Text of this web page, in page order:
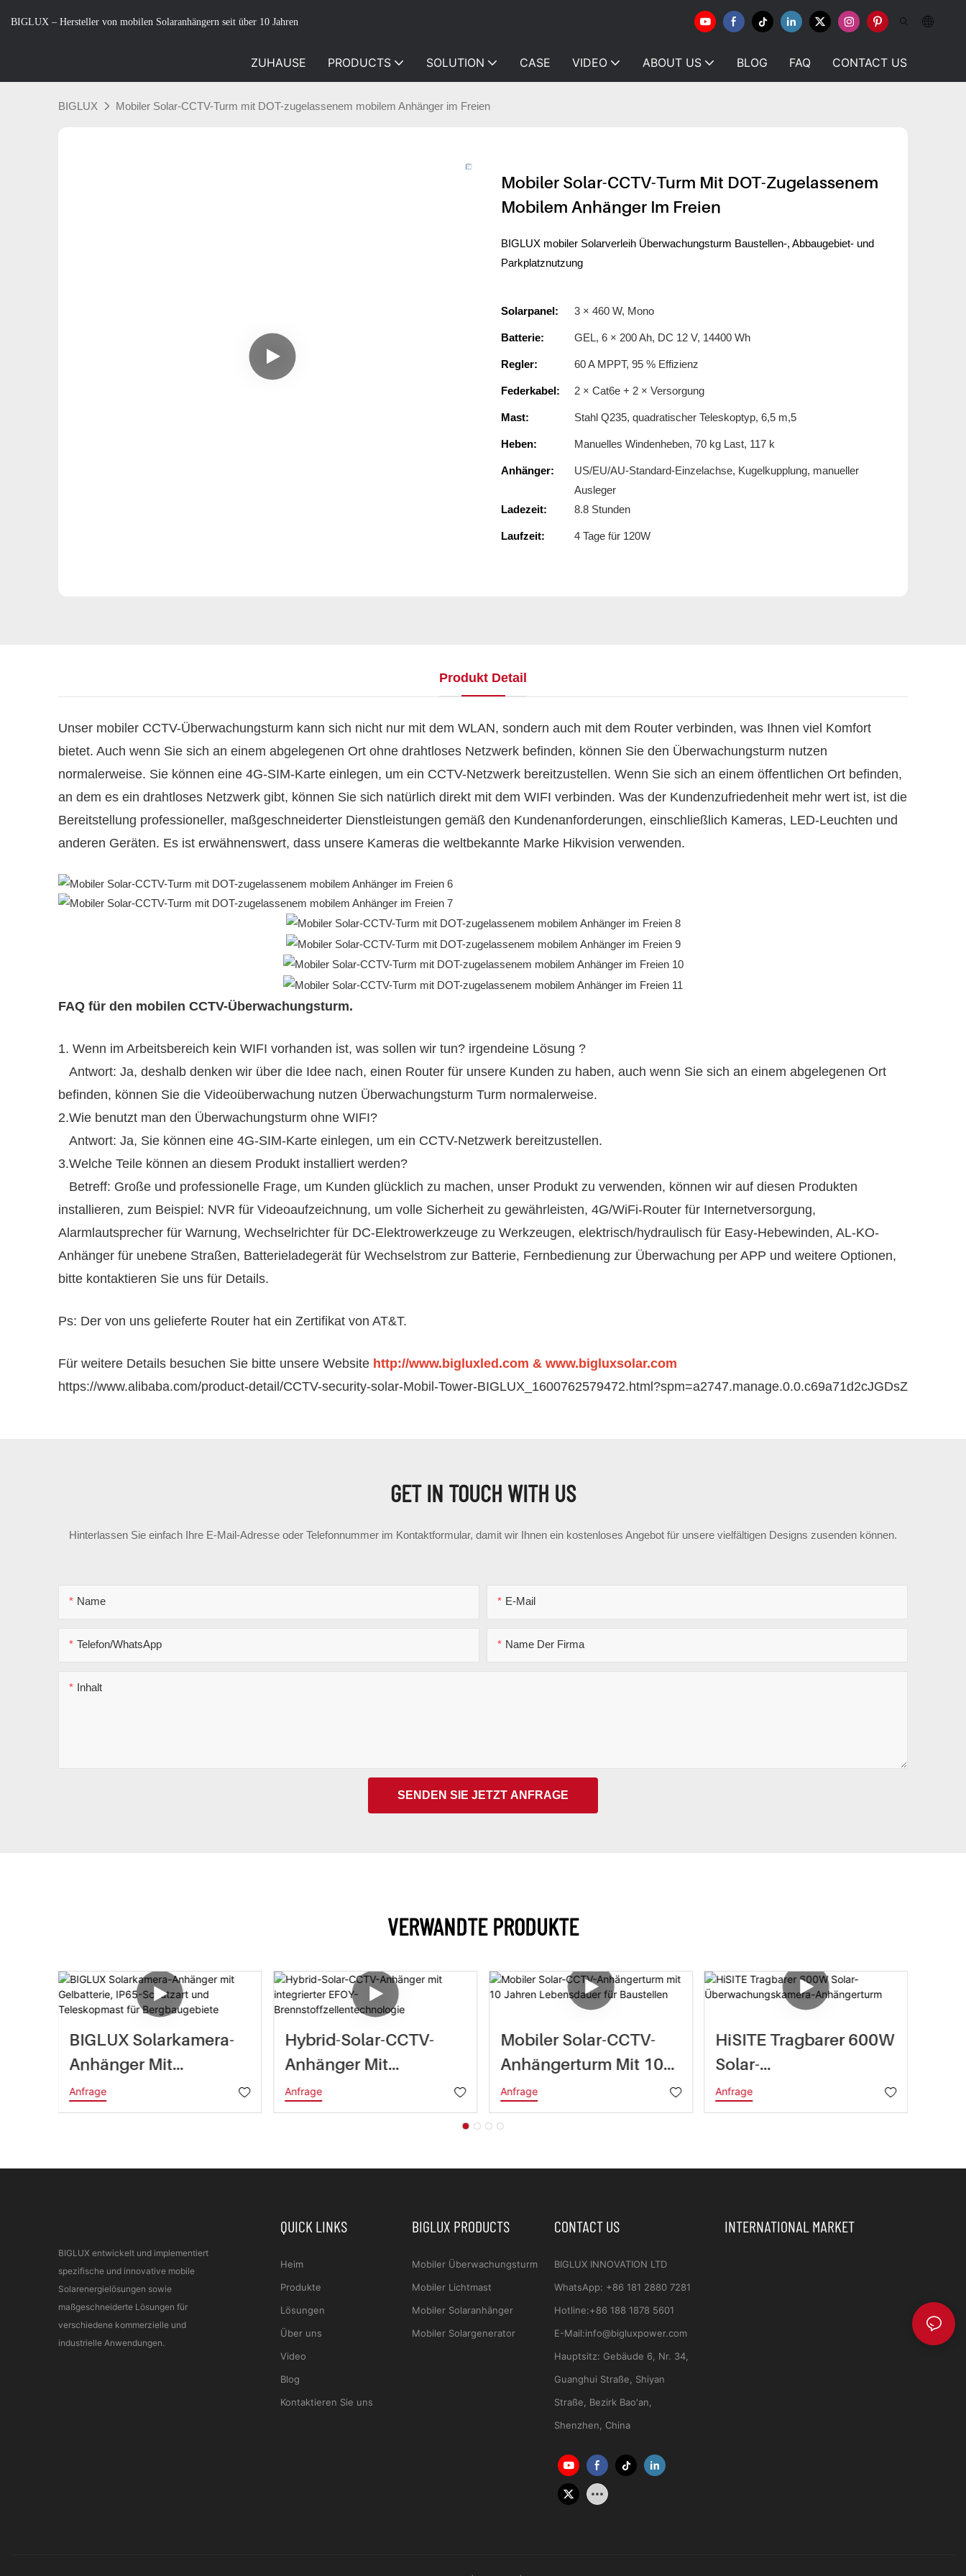
BIGLUX – Hersteller von mobilen Solaranhängern seit über 10 Jahren
ZUHAUSE PRODUCTS SOLUTION CASE VIDEO ABOUT US BLOG FAQ CONTACT US
BIGLUX Mobiler Solar-CCTV-Turm mit DOT-zugelassenem mobilem Anhänger im Freien
Mobiler Solar-CCTV-Turm Mit DOT-Zugelassenem
Mobilem Anhänger Im Freien
BIGLUX mobiler Solarverleih Überwachungsturm Baustellen-, Abbaugebiet- und
Parkplatznutzung
Solarpanel: 3 × 460 W, Mono
Batterie: GEL, 6 × 200 Ah, DC 12 V, 14400 Wh
Regler: 60 A MPPT, 95 % Effizienz
Federkabel: 2 × Cat6e + 2 × Versorgung
Mast: Stahl Q235, quadratischer Teleskoptyp, 6,5 m,5
Heben: Manuelles Windenheben, 70 kg Last, 117 k
Anhänger:
US/EU/AU-Standard-Einzelachse, Kugelkupplung, manueller
Ausleger
Ladezeit:
8.8 Stunden
Laufzeit: 4 Tage für 120W
Produkt Detail
Unser mobiler CCTV-Überwachungsturm kann sich nicht nur mit dem WLAN, sondern auch mit dem Router verbinden, was Ihnen viel Komfort
bietet. Auch wenn Sie sich an einem abgelegenen Ort ohne drahtloses Netzwerk befinden, können Sie den Überwachungsturm nutzen
normalerweise. Sie können eine 4G-SIM-Karte einlegen, um ein CCTV-Netzwerk bereitzustellen. Wenn Sie sich an einem öffentlichen Ort befinden,
an dem es ein drahtloses Netzwerk gibt, können Sie sich natürlich direkt mit dem WIFI verbinden. Was der Kundenzufriedenheit mehr wert ist, ist die
Bereitstellung professioneller, maßgeschneiderter Dienstleistungen gemäß den Kundenanforderungen, einschließlich Kameras, LED-Leuchten und
anderen Geräten. Es ist erwähnenswert, dass unsere Kameras die weltbekannte Marke Hikvision verwenden.
FAQ für den mobilen CCTV-Überwachungsturm.
1. Wenn im Arbeitsbereich kein WIFI vorhanden ist, was sollen wir tun? irgendeine Lösung ?
Antwort: Ja, deshalb denken wir über die Idee nach, einen Router für unsere Kunden zu haben, auch wenn Sie sich an einem abgelegenen Ort
befinden, können Sie die Videoüberwachung nutzen Überwachungsturm Turm normalerweise.
2.Wie benutzt man den Überwachungsturm ohne WIFI?
Antwort: Ja, Sie können eine 4G-SIM-Karte einlegen, um ein CCTV-Netzwerk bereitzustellen.
3.Welche Teile können an diesem Produkt installiert werden?
Betreff: Große und professionelle Frage, um Kunden glücklich zu machen, unser Produkt zu verwenden, können wir auf diesen Produkten
installieren, zum Beispiel: NVR für Videoaufzeichnung, um volle Sicherheit zu gewährleisten, 4G/WiFi-Router für Internetversorgung,
Alarmlautsprecher für Warnung, Wechselrichter für DC-Elektrowerkzeuge zu Werkzeugen, elektrisch/hydraulisch für Easy-Hebewinden, AL-KO-
Anhänger für unebene Straßen, Batterieladegerät für Wechselstrom zur Batterie, Fernbedienung zur Überwachung per APP und weitere Optionen,
bitte kontaktieren Sie uns für Details.
Ps: Der von uns gelieferte Router hat ein Zertifikat von AT&T.
Für weitere Details besuchen Sie bitte unsere Website http://www.bigluxled.com & www.bigluxsolar.com
https://www.alibaba.com/product-detail/CCTV-security-solar-Mobil-Tower-BIGLUX_1600762579472.html?spm=a2747.manage.0.0.c69a71d2cJGDsZ
GET IN TOUCH WITH US
Hinterlassen Sie einfach Ihre E-Mail-Adresse oder Telefonnummer im Kontaktformular, damit wir Ihnen ein kostenloses Angebot für unsere vielfältigen Designs zusenden können.
Name E-Mail
Telefon/WhatsApp Name Der Firma
Inhalt
SENDEN SIE JETZT ANFRAGE
VERWANDTE PRODUKTE
BIGLUX Solarkamera-
Anhänger Mit
Gelbatterie, IP65-
Schutzart Und
Anfrage
Hybrid-Solar-CCTV-
Anhänger Mit
Integrierter EFOY-
Brennstoffzellentechno
Anfrage
Mobiler Solar-CCTV-
Anhängerturm Mit 10
Jahren Lebensdauer
Für Baustellen
Anfrage
HiSITE Tragbarer 600W
Solar-
Überwachungskamera-
Anhängerturm
Anfrage
BIGLUX entwickelt und implementiert
spezifische und innovative mobile
Solarenergielösungen sowie
maßgeschneiderte Lösungen für
verschiedene kommerzielle und
industrielle Anwendungen.
QUICK LINKS
Heim
Produkte
Lösungen
Über uns
Video
Blog
Kontaktieren Sie uns
BIGLUX PRODUCTS
Mobiler Überwachungsturm
Mobiler Lichtmast
Mobiler Solaranhänger
Mobiler Solargenerator
CONTACT US
BIGLUX INNOVATION LTD
WhatsApp: +86 181 2880 7281
Hotline:+86 188 1878 5601
E-Mail:info@bigluxpower.com
Hauptsitz: Gebäude 6, Nr. 34,
Guanghui Straße, Shiyan
Straße, Bezirk Bao'an,
Shenzhen, China
INTERNATIONAL MARKET